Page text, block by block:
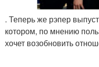
. Теперь же рэпер
котором, по мнению
хочет возобновить